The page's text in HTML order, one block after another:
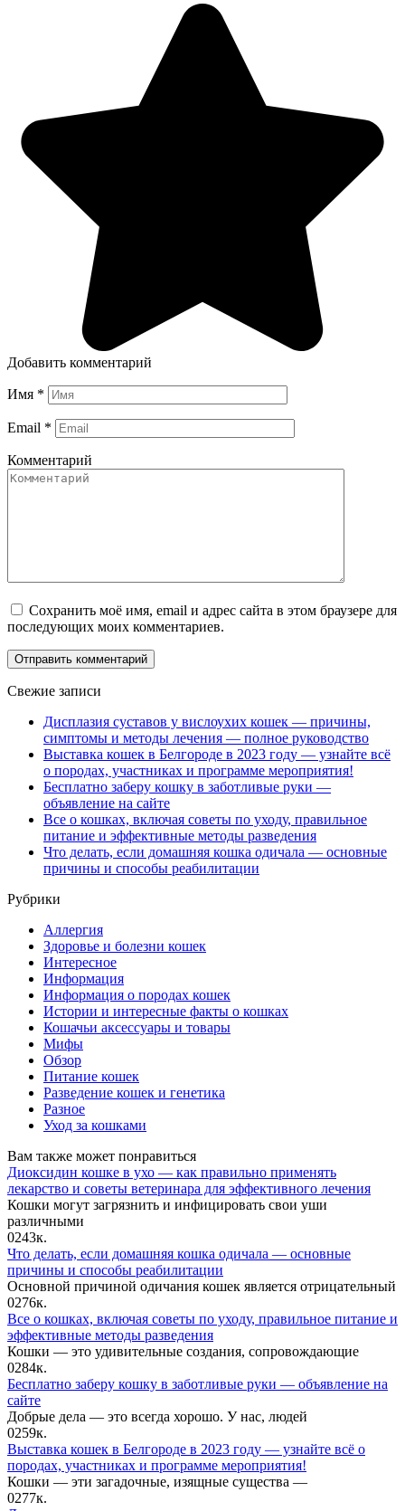
Добавить комментарий
Имя *
Email *
Комментарий
Сохранить моё имя, email и адрес сайта в этом браузере для
последующих моих комментариев.
Свежие записи
Дисплазия суставов у вислоухих кошек — причины,
симптомы и методы лечения — полное руководство
Выставка кошек в Белгороде в 2023 году — узнайте всё
о породах, участниках и программе мероприятия!
Бесплатно заберу кошку в заботливые руки —
объявление на сайте
Все о кошках, включая советы по уходу, правильное
питание и эффективные методы разведения
Что делать, если домашняя кошка одичала — основные
причины и способы реабилитации
Рубрики
Аллергия
Здоровье и болезни кошек
Интересное
Информация
Информация о породах кошек
Истории и интересные факты о кошках
Кошачьи аксессуары и товары
Мифы
Обзор
Питание кошек
Разведение кошек и генетика
Разное
Уход за кошками
Вам также может понравиться
Диоксидин кошке в ухо — как правильно применять
лекарство и советы ветеринара для эффективного лечения
Кошки могут загрязнить и инфицировать свои уши
различными
0243к.
Что делать, если домашняя кошка одичала — основные
причины и способы реабилитации
Основной причиной одичания кошек является отрицательный
0276к.
Все о кошках, включая советы по уходу, правильное питание и
эффективные методы разведения
Кошки — это удивительные создания, сопровождающие
0284к.
Бесплатно заберу кошку в заботливые руки — объявление на
сайте
Добрые дела — это всегда хорошо. У нас, людей
0259к.
Выставка кошек в Белгороде в 2023 году — узнайте всё о
породах, участниках и программе мероприятия!
Кошки — эти загадочные, изящные существа —
0277к.